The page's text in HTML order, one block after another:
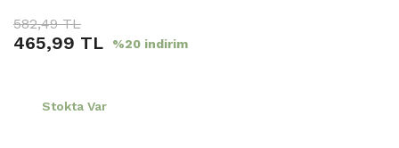
582,49 TL
465,99 TL %20 indirim
Stokta Var